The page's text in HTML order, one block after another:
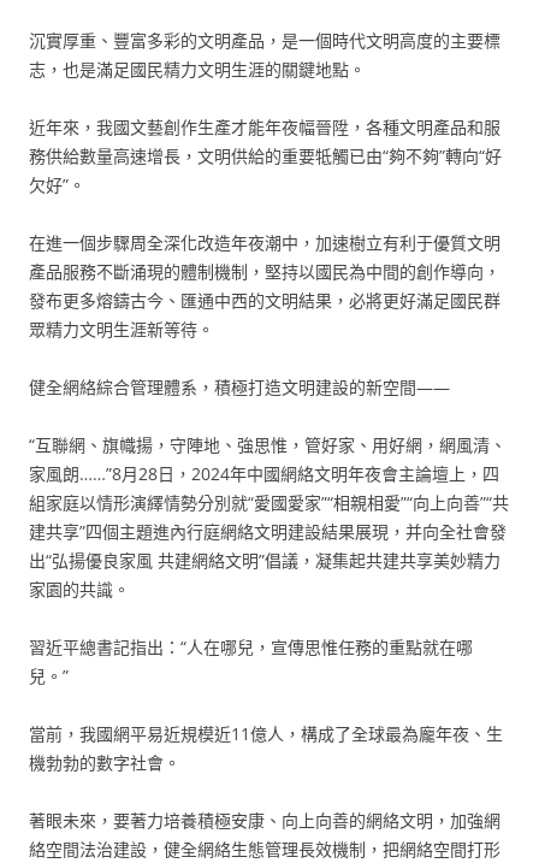
沉實厚重、豐富多彩的文明產品，是一個時代文明高度的主要標
志，也是滿足國民精力文明生涯的關鍵地點。
近年來，我國文藝創作生產才能年夜幅晉陞，各種文明產品和服
務供給數量高速增長，文明供給的重要牴觸已由“夠不夠”轉向“好
欠好”。
在進一個步驟周全深化改造年夜潮中，加速樹立有利于優質文明
產品服務不斷涌現的體制機制，堅持以國民為中間的創作導向，
發布更多熔鑄古今、匯通中西的文明結果，必將更好滿足國民群
眾精力文明生涯新等待。
健全網絡綜合管理體系，積極打造文明建設的新空間——
“互聯網、旗幟揚，守陣地、強思惟，管好家、用好網，網風清、
家風朗……”8月28日，2024年中國網絡文明年夜會主論壇上，四
組家庭以情形演繹情勢分別就“愛國愛家”“相親相愛”“向上向善”“共
建共享”四個主題進內行庭網絡文明建設結果展現，并向全社會發
出“弘揚優良家風 共建網絡文明”倡議，凝集起共建共享美妙精力
家園的共識。
習近平總書記指出：“人在哪兒，宣傳思惟任務的重點就在哪
兒。”
當前，我國網平易近規模近11億人，構成了全球最為龐年夜、生
機勃勃的數字社會。
著眼未來，要著力培養積極安康、向上向善的網絡文明，加強網
絡空間法治建設，健全網絡生態管理長效機制，把網絡空間打形